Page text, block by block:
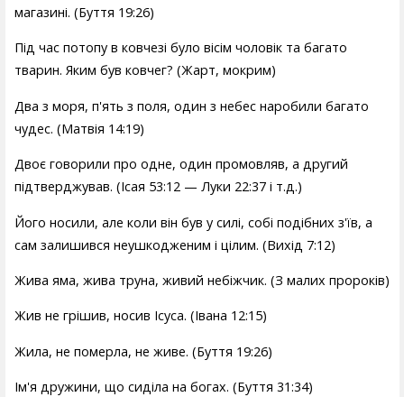
магазині. (Буття 19:26)
Під час потопу в ковчезі було вісім чоловік та багато
тварин. Яким був ковчег? (Жарт, мокрим)
Два з моря, п'ять з поля, один з небес наробили багато
чудес. (Матвія 14:19)
Двоє говорили про одне, один промовляв, а другий
підтверджував. (Ісая 53:12 — Луки 22:37 і т.д.)
Його носили, але коли він був у силі, собі подібних з'їв, а
сам залишився неушкодженим і цілим. (Вихід 7:12)
Жива яма, жива труна, живий небіжчик. (З малих пророків)
Жив не грішив, носив Ісуса. (Івана 12:15)
Жила, не померла, не живе. (Буття 19:26)
Ім'я дружини, що сиділа на богах. (Буття 31:34)